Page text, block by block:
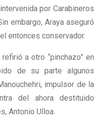
por Carabineros
embargo, Araya aseguró
entonces conservador.
a otro “pinchazo” en
de su parte algunos
impulsor de la
del ahora destituido
Antonio Ulloa.